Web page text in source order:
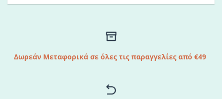
Δωρεάν Μεταφορικά σε όλες τις παραγγελίες από €49